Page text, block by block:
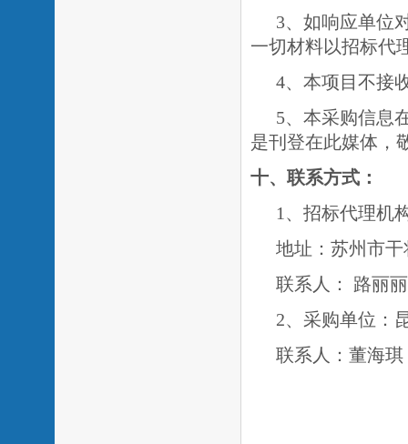
3、如响应单位
一切材料以招标代
4、本项目不接
5、 本采购信息
是刊登在此媒体，
十、联系方式：
1、招标代理机
地址：苏州市干
联系人：
路丽丽
2、采购单位：
联系人： 董海琪